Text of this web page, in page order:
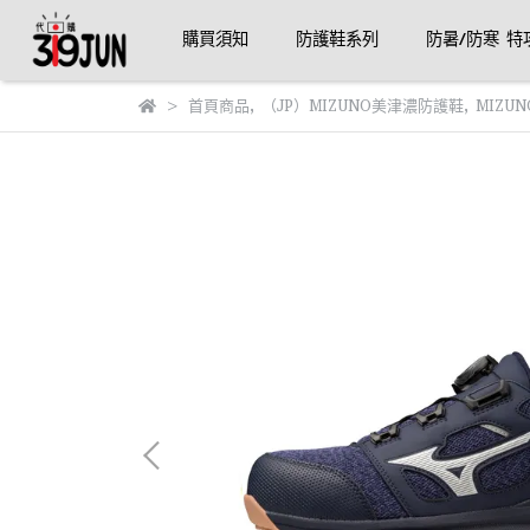
購買須知 防護鞋系列 防暑/防寒 特
首頁商品, （JP）MIZUNO美津濃防護鞋,